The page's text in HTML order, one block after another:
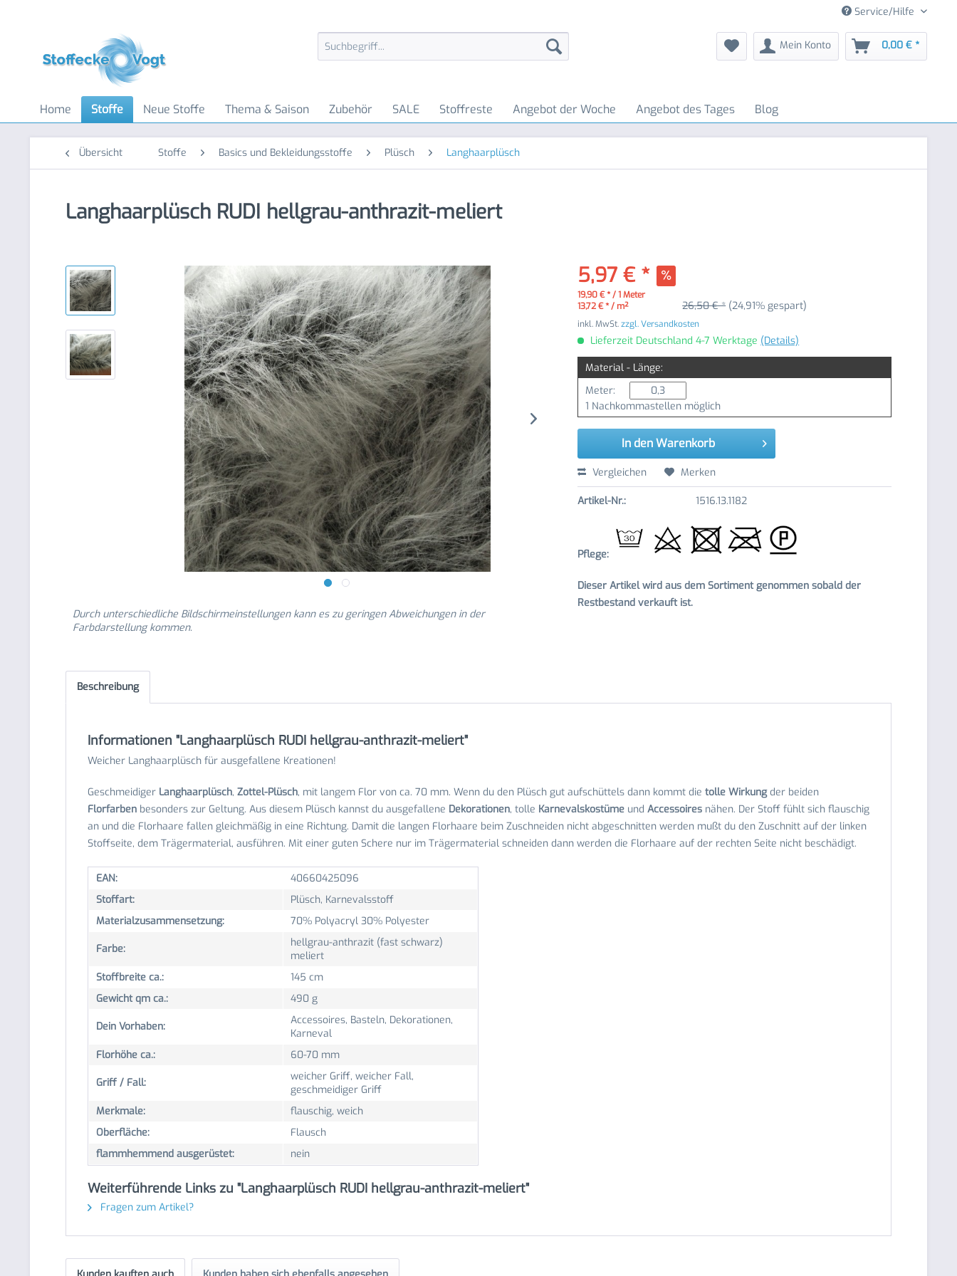
Service/Hilfe
Mein Konto 0,00 € *
Home Stoffe Neue Stoffe Thema & Saison Zubehör SALE Stoffreste Angebot der Woche Angebot des Tages Blog
Übersicht Stoffe Basics und Bekleidungsstoffe Plüsch Langhaarplüsch
Langhaarplüsch RUDI hellgrau-anthrazit-meliert
Durch unterschiedliche Bildschirmeinstellungen kann es zu geringen Abweichungen in der
Farbdarstellung kommen.
5,97 € *
19,90 € * / 1 Meter
13,72 € * / m²
26,50 € * (24,91% gespart)
inkl. MwSt.zzgl. Versandkosten
Lieferzeit Deutschland 4-7 Werktage (Details)
Material - Länge:
Meter:
1 Nachkommastellen möglich
In den Warenkorb
Vergleichen Merken
Artikel-Nr.: 1516.13.1182
Pflege:
Dieser Artikel wird aus dem Sortiment genommen sobald der
Restbestand verkauft ist.
Beschreibung
Informationen "Langhaarplüsch RUDI hellgrau-anthrazit-meliert"
Weicher Langhaarplüsch für ausgefallene Kreationen!
Geschmeidiger Langhaarplüsch, Zottel-Plüsch, mit langem Flor von ca. 70 mm. Wenn du den Plüsch gut aufschüttels dann kommt die tolle Wirkungder beiden
Florfarben besonders zur Geltung. Aus diesem Plüsch kannst du ausgefallene Dekorationen, tolle Karnevalskostüme und Accessoires nähen. Der Stoff fühlt sich flauschig
an und die Florhaare fallen gleichmäßig in eine Richtung. Damit die langen Florhaare beim Zuschneiden nicht abgeschnitten werden mußt du den Zuschnitt auf der linken
Stoffseite, dem Trägermaterial, ausführen. Mit einer guten Schere nur im Trägermaterial schneiden dann werden die Florhaare auf der rechten Seite nicht beschädigt.
EAN:
40660425096
Stoffart:
Plüsch, Karnevalsstoff
Materialzusammensetzung:
70% Polyacryl 30% Polyester
Farbe:
hellgrau-anthrazit (fast schwarz)
meliert
Stoffbreite ca.:
145 cm
Gewicht qm ca.:
490 g
Dein Vorhaben:
Accessoires, Basteln, Dekorationen,
Karneval
Florhöhe ca.:
60-70 mm
Griff / Fall:
weicher Griff, weicher Fall,
geschmeidiger Griff
Merkmale:
flauschig, weich
Oberfläche:
Flausch
flammhemmend ausgerüstet:
nein
Weiterführende Links zu "Langhaarplüsch RUDI hellgrau-anthrazit-meliert"
Fragen zum Artikel?